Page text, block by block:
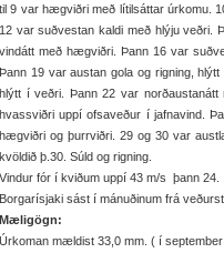
til 9 var hægviðri með lítilsáttar úrkomu.
12 var suðvestan kaldi með hlýju veðri.
vindátt með hægviðri. Þann 16 var
Þann 19 var austan gola og rigning,
hlýtt í veðri. Þann 22 var
hvassviðri uppí ofsaveður í jafnavind.
hægviðri og þurrviðri. 29 og 30 var
kvöldið þ.30. Súld og rigning.
Vindur fór í kviðum uppí 43 m/s þann 24.
Borgarísjaki sást í mánuðinum frá
Mæligögn:
Úrkoman mældist 33,0 mm. ( í